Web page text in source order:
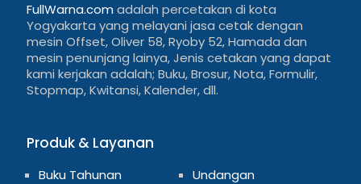
FullWarna.com adalah percetakan di kota
Yogyakarta yang melayani jasa cetak dengan
mesin Offset, Oliver 58, Ryoby 52, Hamada dan
mesin penunjang lainya, Jenis cetakan yang dapat
kami kerjakan adalah; Buku, Brosur, Nota, Formulir,
Stopmap, Kwitansi, Kalender, dll.
Produk & Layanan
Buku Tahunan
Undangan